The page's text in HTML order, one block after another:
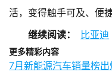
活，变得触手可及、便捷
继续阅读：
比亚迪
更多精彩内容
7月新能源汽车销量榜